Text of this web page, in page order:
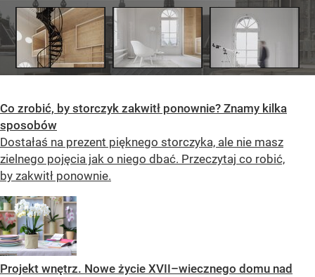
Co zrobić, by storczyk zakwitł ponownie? Znamy kilka
sposobów
Dostałaś na prezent pięknego storczyka, ale nie masz
zielnego pojęcia jak o niego dbać. Przeczytaj co robić,
by zakwitł ponownie.
Projekt wnętrz. Nowe życie XVII–wiecznego domu nad